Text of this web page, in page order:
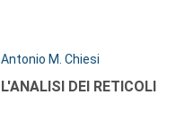
Autori:
Antonio M. Chiesi
Titolo:
L'ANALISI DEI RETICOLI